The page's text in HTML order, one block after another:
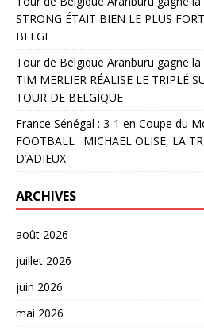
STRONG ÉTAIT BIEN LE PLUS
BELGE
Tour de Belgique Aranburu gagne
TIM MERLIER RÉALISE LE TRIPLÉ
TOUR DE BELGIQUE
France Sénégal : 3-1 en Coupe du
FOOTBALL : MICHAEL OLISE, LA
D’ADIEUX
ARCHIVES
août 2026
juillet 2026
juin 2026
mai 2026